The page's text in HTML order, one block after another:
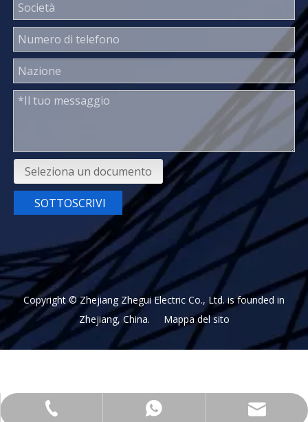
Seleziona un documento
SOTTOSCRIVI
Copyright © Zhejiang Zhegui Electric Co., Ltd. is founded in
Zhejiang, China. Mappa del sito
+86 13356105573
+86 13353325100
service@giantele.com